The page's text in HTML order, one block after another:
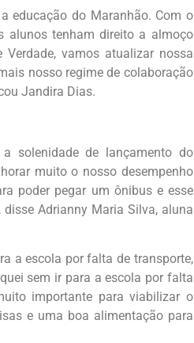
educação do Maranhão. Com o
alunos tenham direito a almoço
vamos atualizar nossa
nosso regime de colaboração
Jandira Dias.
solenidade de lançamento do
muito o nosso desempenho
poder pegar um ônibus e esse
Adrianny Maria Silva, aluna
a escola por falta de transporte,
sem ir para a escola por falta
importante para viabilizar o
e uma boa alimentação para